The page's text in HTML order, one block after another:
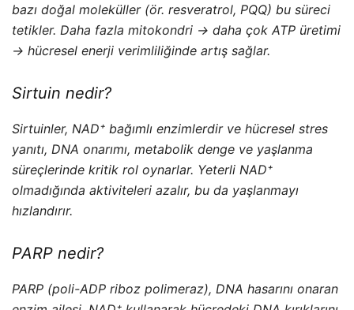
bazı doğal moleküller (ör. resveratrol, PQQ) bu süreci
tetikler. Daha fazla mitokondri → daha çok ATP üretimi
→ hücresel enerji verimliliğinde artış sağlar.
Sirtuin nedir?
Sirtuinler, NAD⁺ bağımlı enzimlerdir ve hücresel stres
yanıtı, DNA onarımı, metabolik denge ve yaşlanma
süreçlerinde kritik rol oynarlar. Yeterli NAD⁺
olmadığında aktiviteleri azalır, bu da yaşlanmayı
hızlandırır.
PARP nedir?
PARP (poli-ADP riboz polimeraz), DNA hasarını onaran